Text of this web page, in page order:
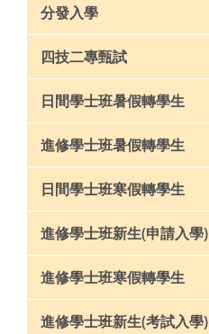
分發入學
四技二專甄試
日間學士班暑假轉學生
進修學士班暑假轉學生
日間學士班寒假轉學生
進修學士班新生(申請入學)
進修學士班寒假轉學生
進修學士班新生(考試入學)